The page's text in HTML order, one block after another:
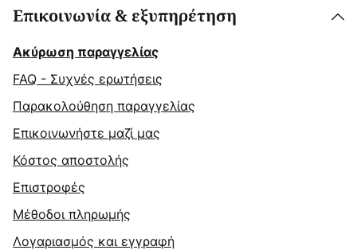
Επικοινωνία & εξυπηρέτηση
Ακύρωση παραγγελίας
FAQ - Συχνές ερωτήσεις
Παρακολούθηση παραγγελίας
Επικοινωνήστε μαζί μας
Κόστος αποστολής
Επιστροφές
Μέθοδοι πληρωμής
Λογαριασμός και εγγραφή